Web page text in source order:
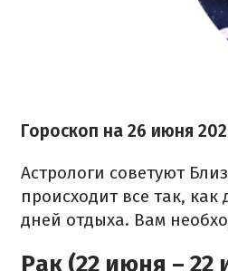
Гороскоп на 26 июня
Астрологи советуют
происходит все так,
дней отдыха. Вам
Рак (22 июня – 22